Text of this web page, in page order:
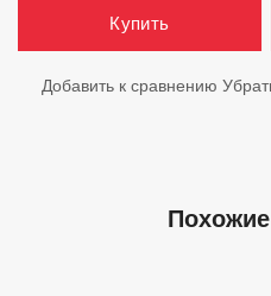
Купить
Добавить к сравнению